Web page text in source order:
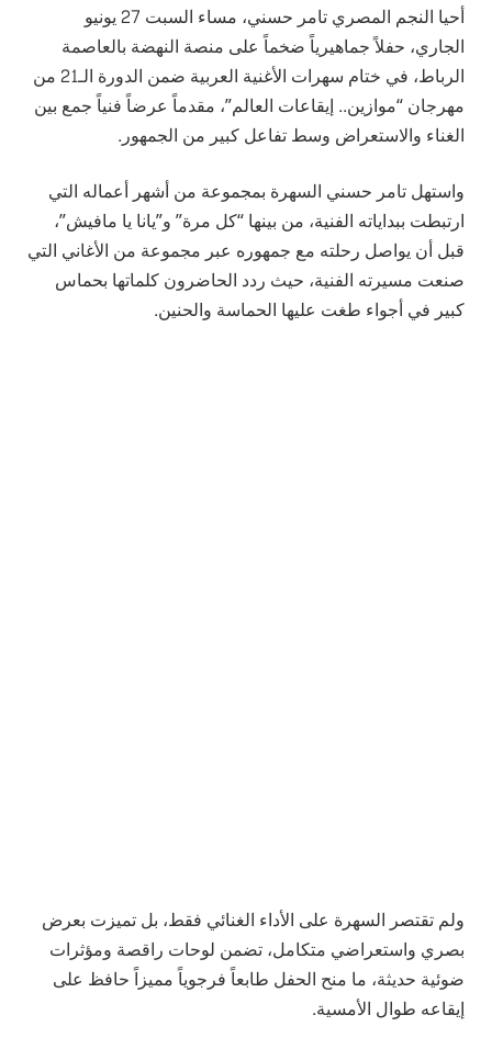
أحيا النجم المصري تامر حسني، مساء السبت 27 يونيو
الجاري، حفلاً جماهيرياً ضخماً على منصة النهضة بالعاصمة
الرباط، في ختام سهرات الأغنية العربية ضمن الدورة الـ21 من
مهرجان “موازين.. إيقاعات العالم”، مقدماً عرضاً فنياً جمع بين
الغناء والاستعراض وسط تفاعل كبير من الجمهور.
واستهل تامر حسني السهرة بمجموعة من أشهر أعماله التي
ارتبطت ببداياته الفنية، من بينها “كل مرة” و”يانا يا مافيش”،
قبل أن يواصل رحلته مع جمهوره عبر مجموعة من الأغاني التي
صنعت مسيرته الفنية، حيث ردد الحاضرون كلماتها بحماس
كبير في أجواء طغت عليها الحماسة والحنين.
ولم تقتصر السهرة على الأداء الغنائي فقط، بل تميزت بعرض
بصري واستعراضي متكامل، تضمن لوحات راقصة ومؤثرات
ضوئية حديثة، ما منح الحفل طابعاً فرجوياً مميزاً حافظ على
إيقاعه طوال الأمسية.